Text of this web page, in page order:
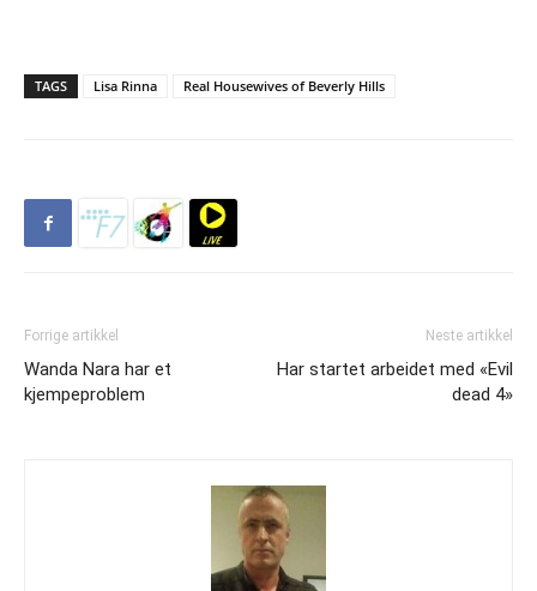
TAGS Lisa Rinna Real Housewives of Beverly Hills
Forrige artikkel
Wanda Nara har et
kjempeproblem
Neste artikkel
Har startet arbeidet med «Evil
dead 4»